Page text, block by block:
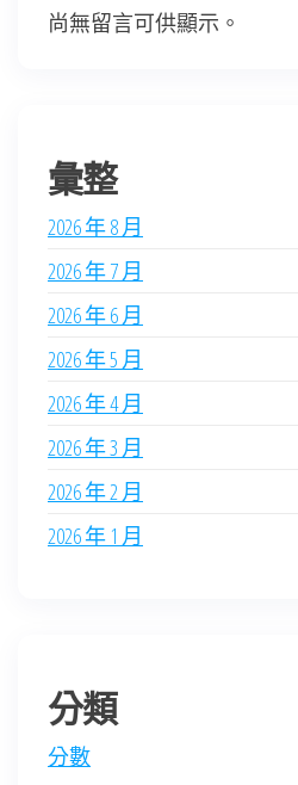
尚無留言可供顯示。
彙整
2026 年 8 月
2026 年 7 月
2026 年 6 月
2026 年 5 月
2026 年 4 月
2026 年 3 月
2026 年 2 月
2026 年 1 月
分類
分數